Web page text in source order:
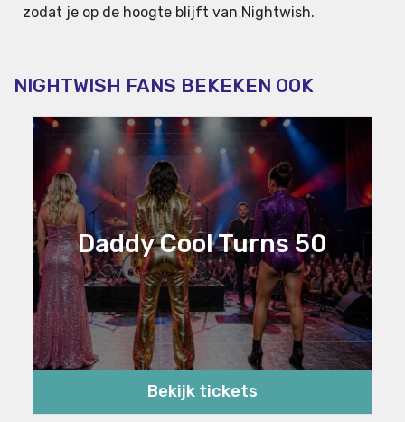
zodat je op de hoogte blijft van Nightwish.
NIGHTWISH FANS BEKEKEN OOK
Daddy Cool Turns 50
Bekijk tickets